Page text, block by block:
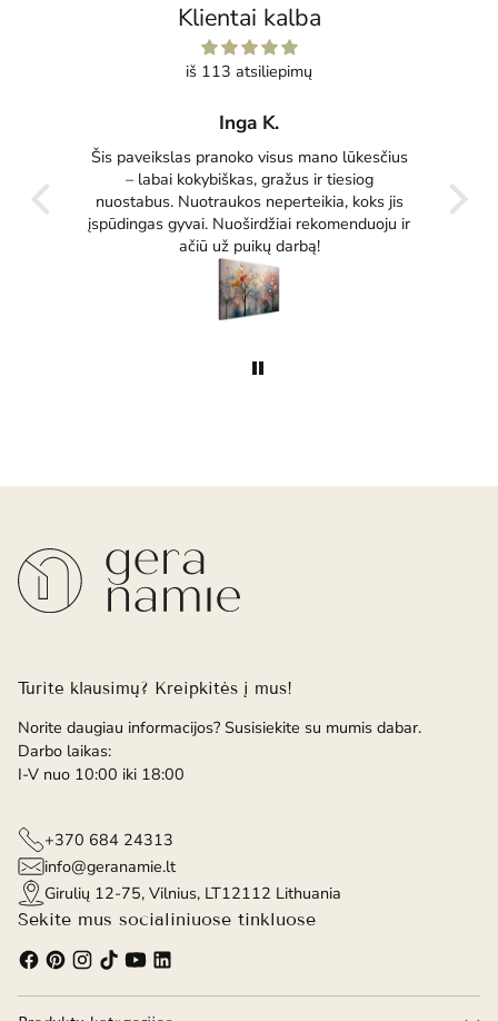
Klientai kalba
iš 113 atsiliepimų
Inga K.
Šis paveikslas pranoko visus mano lūkesčius
– labai kokybiškas, gražus ir tiesiog
nuostabus. Nuotraukos neperteikia, koks jis
įspūdingas gyvai. Nuoširdžiai rekomenduoju ir
ačiū už puikų darbą!
Turite klausimų? Kreipkitės į mus!
Norite daugiau informacijos? Susisiekite su mumis dabar.
Darbo laikas:
I-V nuo 10:00 iki 18:00
+370 684 24313
info@geranamie.lt
Girulių 12-75, Vilnius, LT12112 Lithuania
Sekite mus socialiniuose tinkluose